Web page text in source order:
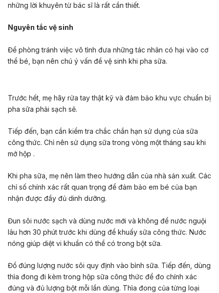
những lời khuyên từ bác sĩ là rất cần thiết.
Nguyên tắc vệ sinh
Để phòng tránh việc vô tình đưa những tác nhân có hại vào cơ
thể bé, bạn nên chú ý vấn đề vệ sinh khi pha sữa.
Trước hết, mẹ hãy rửa tay thật kỹ và đảm bảo khu vực chuẩn bị
pha sữa phải sạch sẽ.
Tiếp đến, bạn cần kiểm tra chắc chắn hạn sử dụng của sữa
công thức. Chỉ nên sử dụng sữa trong vòng một tháng sau khi
mở hộp .
Khi pha sữa, mẹ nên làm theo hướng dẫn của nhà sản xuất. Các
chỉ số chính xác rất quan trọng để đảm bảo em bé của bạn
nhận được đầy đủ dinh dưỡng.
Đun sôi nước sạch và dùng nước mới và không để nước nguội
lâu hơn 30 phút trước khi dùng để khuấy sữa công thức. Nước
nóng giúp diệt vi khuẩn có thể có trong bột sữa.
Đổ đúng lượng nước sôi quy định vào bình sữa. Tiếp đến, dùng
thìa đong đi kèm trong hộp sữa công thức để đo chính xác
đúng và đủ lượng bột mỗi lần dùng. Thìa đong của từng loại